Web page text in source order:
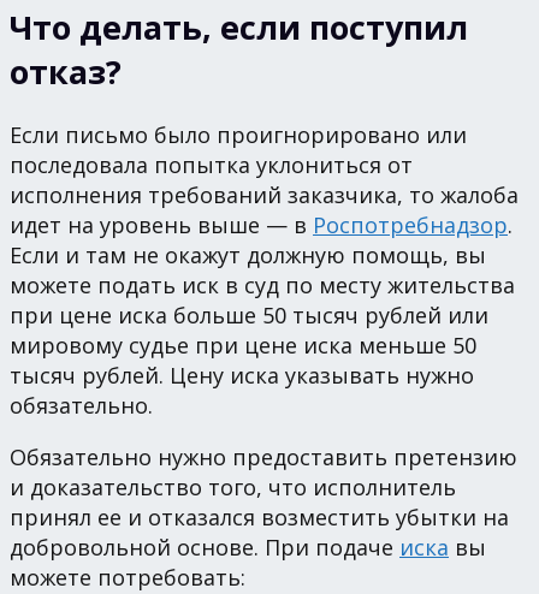
Что делать, если поступил
отказ?
Если письмо было проигнорировано или
последовала попытка уклониться от
исполнения требований заказчика, то жалоба
идет на уровень выше — в Роспотребнадзор.
Если и там не окажут должную помощь, вы
можете подать иск в суд по месту жительства
при цене иска больше 50 тысяч рублей или
мировому судье при цене иска меньше 50
тысяч рублей. Цену иска указывать нужно
обязательно.
Обязательно нужно предоставить претензию
и доказательство того, что исполнитель
принял ее и отказался возместить убытки на
добровольной основе. При подаче иска вы
можете потребовать: